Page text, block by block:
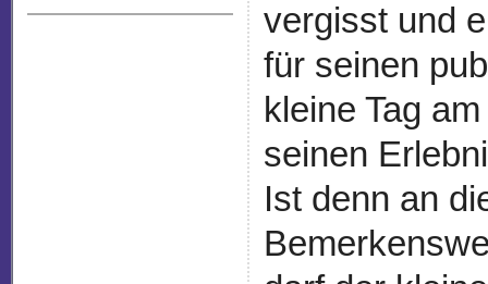
vergisst und
für seinen
kleine Tag
seinen
Ist denn an